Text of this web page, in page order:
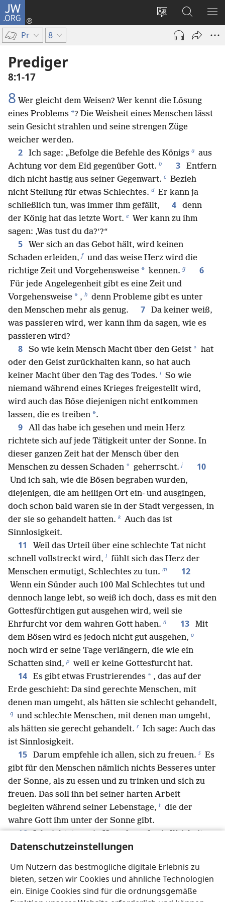
Datenschutzeinstellungen
Um Nutzern das bestmögliche digitale Erlebnis zu
bieten, setzen wir Cookies und ähnliche Technologien
ein. Einige Cookies sind für die ordnungsgemäße
JW.ORG
Websitesprache
ändern
Anmelden
(öffnet
Fenster)
Suche
Pr 8
Prediger
8:1-17
8 Wer gleicht dem Weisen? Wer kennt die Lösung
eines Problems *? Die Weisheit eines Menschen lässt
sein Gesicht strahlen und seine strengen Züge
weicher werden.
2 Ich sage: „Befolge die Befehle des Königs a aus
Achtung vor dem Eid gegenüber Gott. b 3
Entfern
dich nicht hastig aus seiner Gegenwart. c Bezieh
nicht Stellung für etwas Schlechtes. d Er kann ja
schließlich tun, was immer ihm gefällt,
4
denn
der König hat das letzte Wort. e Wer kann zu ihm
sagen: ‚Was tust du da?‘?“
5
Wer sich an das Gebot hält, wird keinen
Schaden erleiden, f und das weise Herz wird die
richtige Zeit und Vorgehensweise * kennen. g 6
Für jede Angelegenheit gibt es eine Zeit und
Vorgehensweise * , h denn Probleme gibt es unter
den Menschen mehr als genug.
7
Da keiner weiß,
was passieren wird, wer kann ihm da sagen, wie es
passieren wird?
8 So wie kein Mensch Macht über den Geist * hat
oder den Geist zurückhalten kann, so hat auch
keiner Macht über den Tag des Todes. i So wie
niemand während eines Krieges freigestellt wird,
wird auch das Böse diejenigen nicht entkommen
lassen, die es treiben *.
9
All das habe ich gesehen und mein Herz
richtete sich auf jede Tätigkeit unter der Sonne. In
dieser ganzen Zeit hat der Mensch über den
Menschen zu dessen Schaden * geherrscht. j 10
Und ich sah, wie die Bösen begraben wurden,
diejenigen, die am heiligen Ort ein- und ausgingen,
doch schon bald waren sie in der Stadt vergessen, in
der sie so gehandelt hatten. k Auch das ist
Sinnlosigkeit.
11
Weil das Urteil über eine schlechte Tat nicht
schnell vollstreckt wird, l fühlt sich das Herz der
Menschen ermutigt, Schlechtes zu tun. m 12
Wenn ein Sünder auch 100 Mal Schlechtes tut und
dennoch lange lebt, so weiß ich doch, dass es mit den
Gottesfürchtigen gut ausgehen wird, weil sie
Ehrfurcht vor dem wahren Gott haben. n 13
Mit
dem Bösen wird es jedoch nicht gut ausgehen, o
noch wird er seine Tage verlängern, die wie ein
Schatten sind, p weil er keine Gottesfurcht hat.
14 Es gibt etwas Frustrierendes * , das auf der
Erde geschieht: Da sind gerechte Menschen, mit
denen man umgeht, als hätten sie schlecht gehandelt,
q und schlechte Menschen, mit denen man umgeht,
als hätten sie gerecht gehandelt. r Ich sage: Auch das
ist Sinnlosigkeit.
15 Darum empfehle ich allen, sich zu freuen. s Es
gibt für den Menschen nämlich nichts Besseres unter
der Sonne, als zu essen und zu trinken und sich zu
freuen. Das soll ihn bei seiner harten Arbeit
begleiten während seiner Lebenstage, t die der
wahre Gott ihm unter der Sonne gibt.
16 Ich richtete mein Herz darauf, mir Weisheit
anzueignen und alles Tun und Treiben
weder bei Tag noch bei Nacht *. 17 Dann dachte
ich über das ganze Werk des wahren Gottes nach und
mir wurde klar, dass die Menschen nicht verstehen